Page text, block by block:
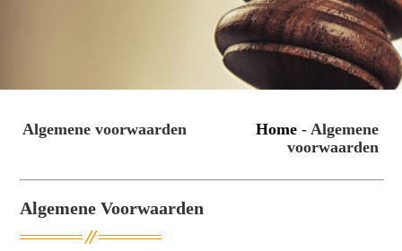
Algemene voorwaarden Home - Algemene
voorwaarden
Algemene Voorwaarden